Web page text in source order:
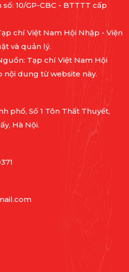
10/GP-CBC - BTTTT cấp
chí Việt Nam Hội Nhập - Viện
và quản lý.
Tạp chí Việt Nam Hội
nội dung từ website này.
phố, Số 1 Tôn Thất Thuyết,
Hà Nội.